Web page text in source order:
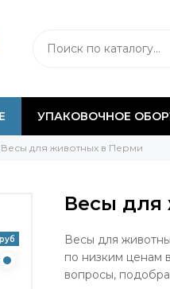
УПАКОВОЧНОЕ
Весы для животных в Перми
Весы для
Весы для
по низким ценам
вопросы,